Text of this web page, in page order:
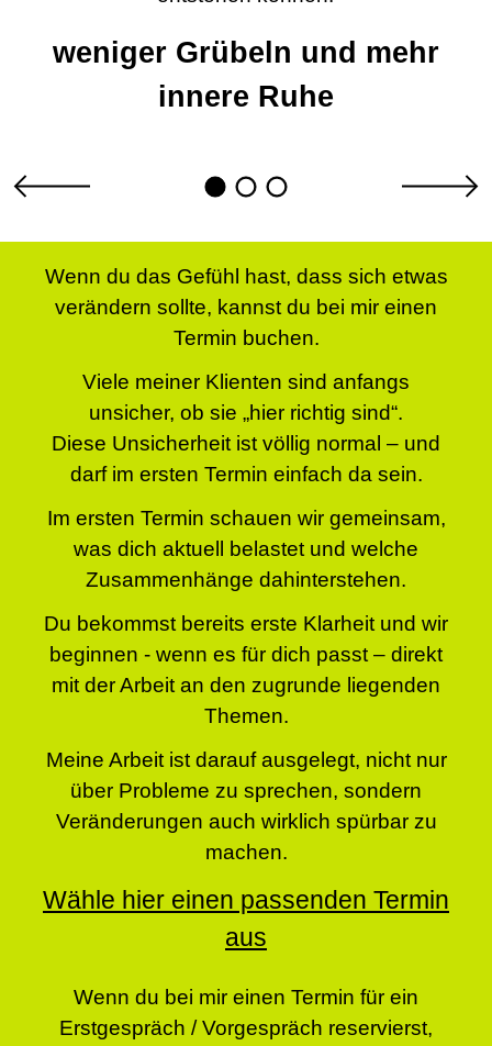
weniger Grübeln und mehr
innere Ruhe
Wenn du das Gefühl hast, dass sich etwas
verändern sollte, kannst du bei mir einen
Termin buchen.
Viele meiner Klienten sind anfangs
unsicher, ob sie „hier richtig sind“.
Diese Unsicherheit ist völlig normal – und
darf im ersten Termin einfach da sein.
Im ersten Termin schauen wir gemeinsam,
was dich aktuell belastet und welche
Zusammenhänge dahinterstehen.
Du bekommst bereits erste Klarheit und wir
beginnen - wenn es für dich passt – direkt
mit der Arbeit an den zugrunde liegenden
Themen.
Meine Arbeit ist darauf ausgelegt, nicht nur
über Probleme zu sprechen, sondern
Veränderungen auch wirklich spürbar zu
machen.
Wähle hier einen passenden Termin
aus
Wenn du bei mir einen Termin für ein
Erstgespräch / Vorgespräch reservierst,